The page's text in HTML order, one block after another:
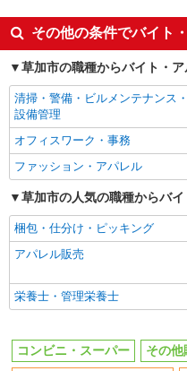
同じ特徴から獨協大学前駅の
未経験歓迎
エルダー（50代～）活躍中
ボーナス・賞与あり
週2～3日勤務OK
扶養内勤務OK
社会保険あり
同じ職種から求人を探す
販売
同じ特徴から求人を探す
未経験歓迎
ボーナス・賞与あり
その他の条件でバイト
草加市の職種からバイト・
清掃・警備・ビルメンテナンス・
設備管理
オフィスワーク・事務
ファッション・アパレル
草加市の人気の職種からバ
梱包・仕分け・ピッキング
アパレル販売
栄養士・管理栄養士
コンビニ・スーパー その他